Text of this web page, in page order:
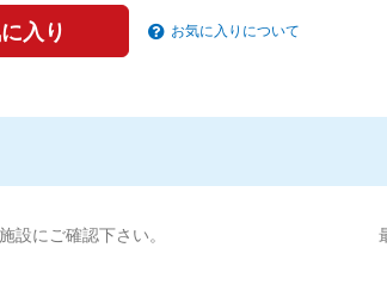
入り お気に入りについて
設にご確認下さい。